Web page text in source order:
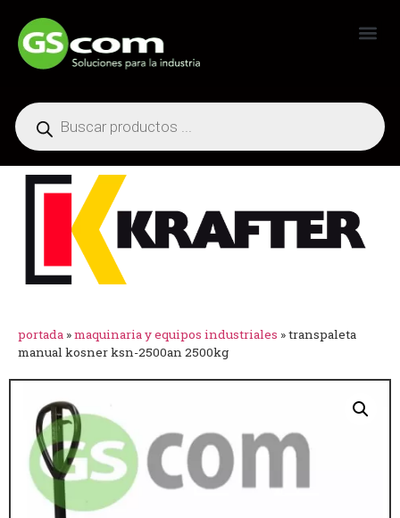
portada »maquinaria y equipos industriales »transpaleta
manual kosner ksn-2500an 2500kg